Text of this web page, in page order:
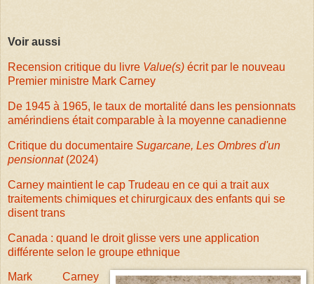
Voir aussi
Recension critique du livre Value(s) écrit par le nouveau
Premier ministre Mark Carney
De 1945 à 1965, le taux de mortalité dans les pensionnats
amérindiens était comparable à la moyenne canadienne
Critique du documentaire Sugarcane, Les Ombres d'un
pensionnat(2024)
Carney maintient le cap Trudeau en ce qui a trait aux
traitements chimiques et chirurgicaux des enfants qui se
disent trans
Canada : quand le droit glisse vers une application
différente selon le groupe ethnique
Mark Carney